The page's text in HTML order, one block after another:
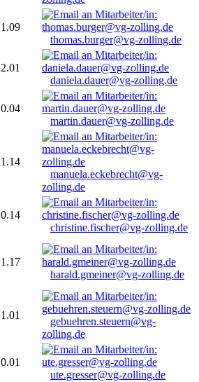
1.09
thomas.burger@vg-zolling.de
2.01
daniela.dauer@vg-zolling.de
0.04
martin.dauer@vg-zolling.de
1.14
manuela.eckebrecht@vg-
zolling.de
0.14
christine.fischer@vg-zolling.de
1.17
harald.gmeiner@vg-zolling.de
1.01
gebuehren.steuern@vg-
zolling.de
0.01
ute.gresser@vg-zolling.de